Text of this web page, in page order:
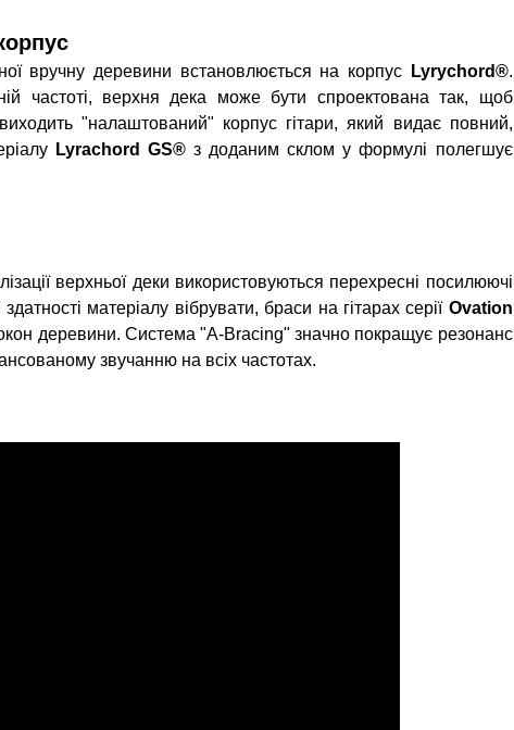
вручну деревини встановлюється на корпус Lyrychord®.
частоті, верхня дека може бути спроектована так, щоб
"налаштований" корпус гітари, який видає повний,
Lyrachord GS® з доданим склом у формулі полегшує
верхньої деки використовуються перехресні посилюючі
матеріалу вібрувати, браси на гітарах серії Ovation
деревини. Система "А-Bracing"значно покращує резонанс
звучанню на всіх частотах.